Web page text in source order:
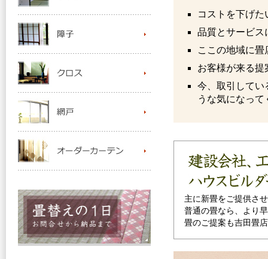
コストを下げ
品質とサービス
ここの地域に
お客様が来る
今、取引してい
うな気になって
主に新畳をご提供さ
普通の畳なら、より
畳のご提案も吉田畳